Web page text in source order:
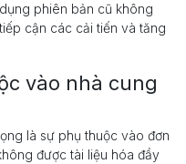
phiên bản cũ không
cận các cải tiến và tăng
vào nhà cung
là sự phụ thuộc vào đơn
được tài liệu hóa đầy